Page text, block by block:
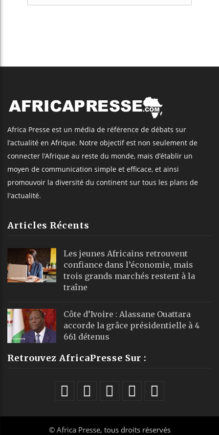
Africa Presse est un média de référence de débats sur
l’actualité en Afrique. Notre objectif est non seulement de
connecter l’Afrique au reste du monde, mais d’établir un
moyen de communication simple et efficace, et ainsi
promouvoir la diversité du continent sur tous les plans de
l'actualité.
Articles Récents
Les jeunes Africains retrouvent
confiance dans l’économie, mais
trois grands marchés restent à la
traîne
Côte d’Ivoire : Alassane Ouattara
accorde la grâce présidentielle à 4
661 détenus
Retrouvez AfricaPresse Sur :
© Africa Presse, tous droits réservés